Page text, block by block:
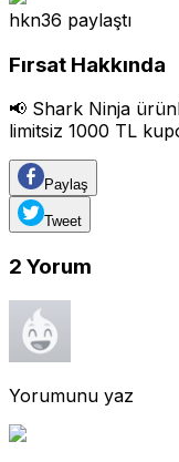
hkn36 paylaştı
Fırsat Hakkında
📢 Shark Ninja
limitsiz 1000 TL
Paylaş
Tweet
2 Yorum
Yorumunu yaz